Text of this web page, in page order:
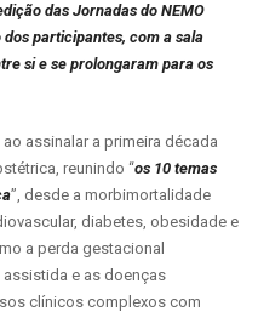
das Jornadas do NEMO
participantes, com a sala
si e se prolongaram para os
assinalar a primeira década
reunindo “os 10 temas
”, desde a morbimortalidade
diabetes, obesidade e
a perda gestacional
e as doenças
clínicos complexos com